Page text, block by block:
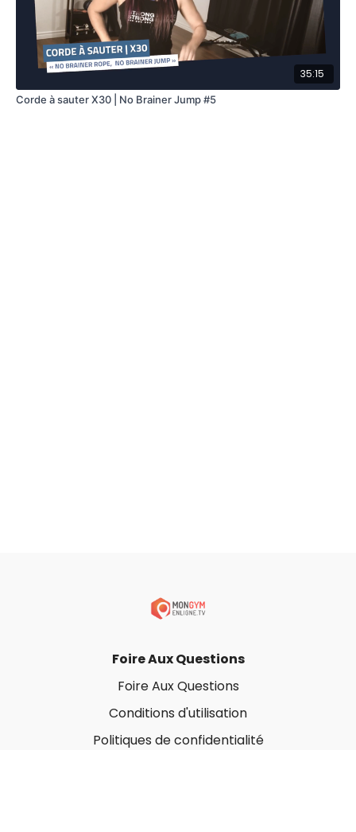
35:15
Corde à sauter X30 | No Brainer Jump #5
Foire Aux Questions
Foire Aux Questions
Conditions d'utilisation
Politiques de confidentialité